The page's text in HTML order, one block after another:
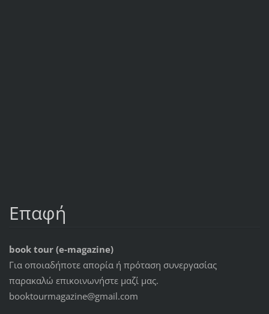
Επαφή
book tour (e-magazine)
Για οποιαδήποτε απορία ή πρόταση συνεργασίας
παρακαλώ επικοινωνήστε μαζί μας.
booktourmagazine@gmail.com